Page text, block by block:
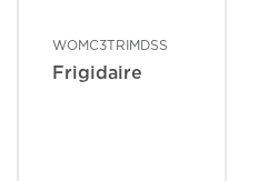
WOMC3TRIMDSS
Frigidaire